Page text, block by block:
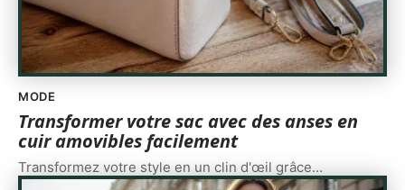
MODE
Transformer votre sac avec des anses en
cuir amovibles facilement
Transformez votre style en un clin d'œil grâce…